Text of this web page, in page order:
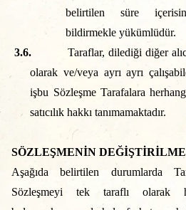
belirtilen süre
bildirmekle yükümlüdür.
3.6.
Taraflar, dilediği diğer
olarak ve/veya ayrı ayrı
işbu Sözleşme Tarafalara
satıcılık hakkı tanımamaktadır.
SÖZLEŞMENİN
Aşağıda belirtilen durumlarda
Sözleşmeyi tek taraflı olarak